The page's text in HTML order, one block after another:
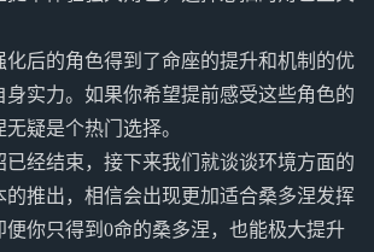
化后的角色得到了命座的提升和机制的优
身实力。如果你希望提前感受这些角色的
疑是个热门选择。
已经结束，接下来我们就谈谈环境方面的
的推出，相信会出现更加适合桑多涅发挥
便你只得到0命的桑多涅，也能极大提升